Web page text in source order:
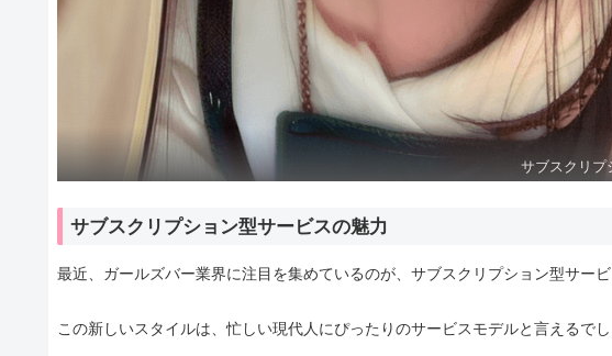
サブスクリプ
サブスクリプション型サービスの魅力
最近、ガールズバー業界に注目を集めているのが、サブスクリプション型サービ
この新しいスタイルは、忙しい現代人にぴったりのサービスモデルと言えるでし